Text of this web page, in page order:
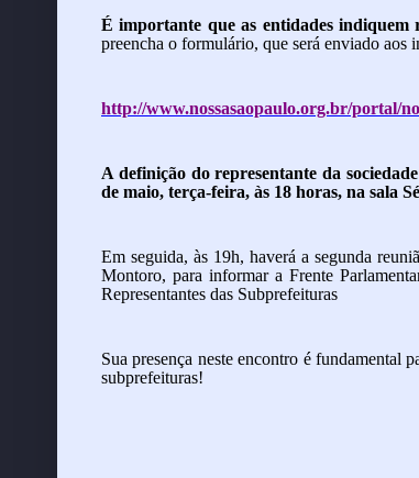
É importante que as entidades indiquem
preencha o formulário, que será enviado aos
http://www.nossasaopaulo.org.br/portal/
A definição do representante da
de maio, terça-feira, às 18 horas, na sala
Em seguida, às 19h, haverá a segunda
Montoro, para informar a Frente
Representantes das Subprefeituras
Sua presença neste encontro é fundamental
subprefeituras!